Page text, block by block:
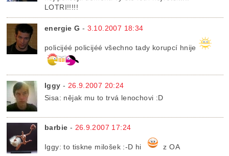
LOTRI!!!!!
energie G - 3.10.2007 18:34
policijéé policijéé všechno tady korupcí hnije
Iggy - 26.9.2007 20:24
Sisa: nějak mu to trvá lenochovi :D
barbie - 26.9.2007 17:24
Iggy: to tiskne milošek :-D hi z OA